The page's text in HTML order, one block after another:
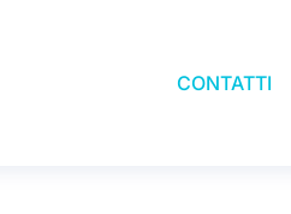
CONTATTI